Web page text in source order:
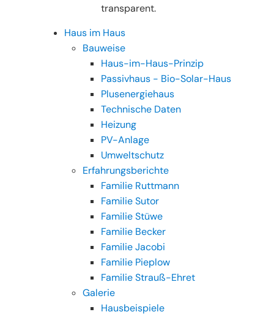
transparent.
Haus im Haus
Bauweise
Haus-im-Haus-Prinzip
Passivhaus - Bio-Solar-Haus
Plusenergiehaus
Technische Daten
Heizung
PV-Anlage
Umweltschutz
Erfahrungsberichte
Familie Ruttmann
Familie Sutor
Familie Stüwe
Familie Becker
Familie Jacobi
Familie Pieplow
Familie Strauß-Ehret
Galerie
Hausbeispiele